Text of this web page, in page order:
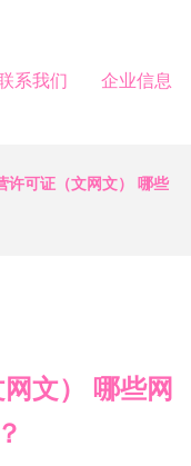
系我们 企业信息
许可证（文网文） 哪些
文） 哪些网